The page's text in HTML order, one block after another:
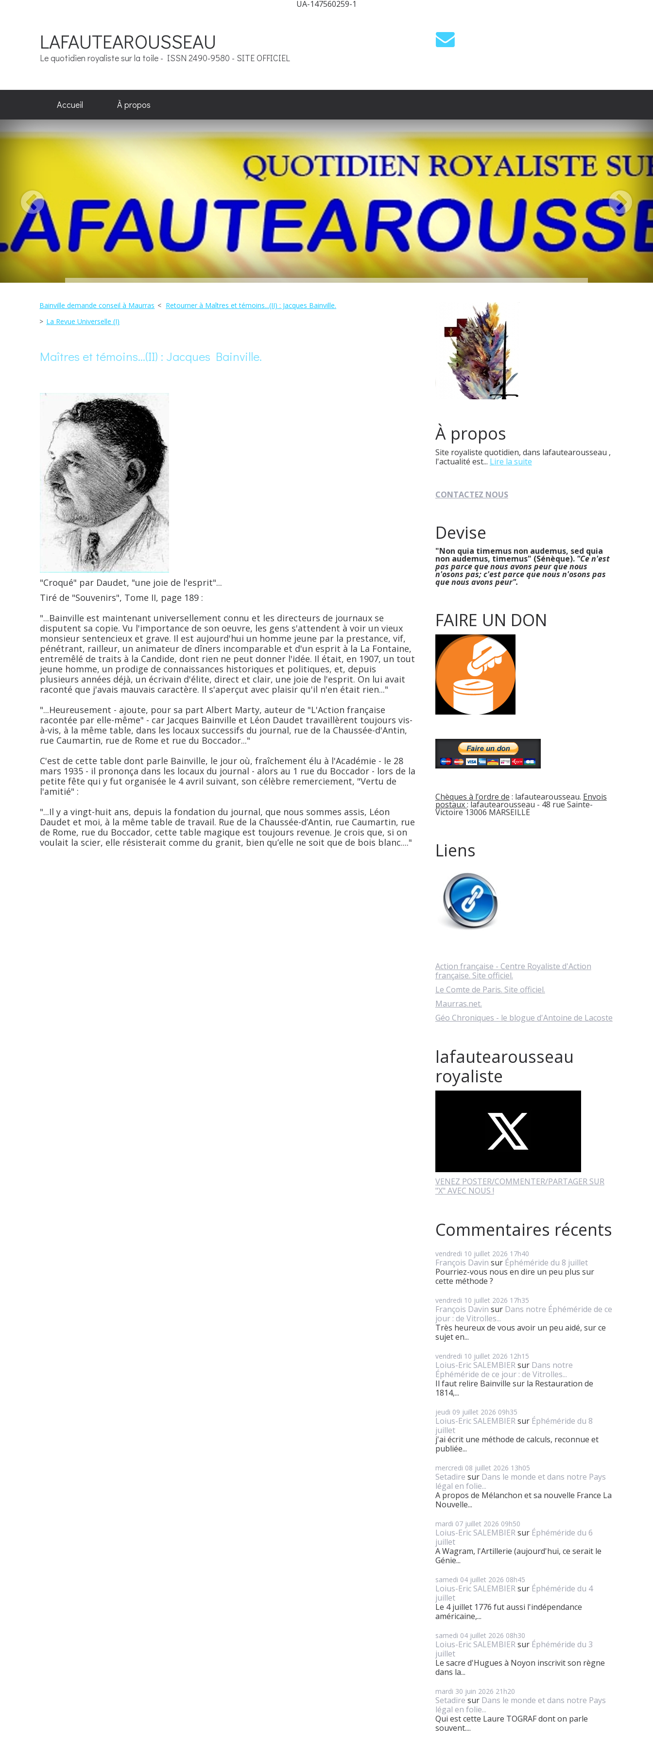
UA-147560259-1
LAFAUTEAROUSSEAU
Le quotidien royaliste sur la toile - ISSN 2490-9580 - SITE OFFICIEL
Accueil À propos
Bainville demande conseil à Maurras
Retourner à Maîtres et témoins...(II) : Jacques Bainville.
La Revue Universelle (I)
Maîtres et témoins...(II) : Jacques Bainville.
"Croqué" par Daudet, "une joie de l'esprit"...
Tiré de "Souvenirs", Tome II, page 189 :
"...Bainville est maintenant universellement connu et les directeurs de journaux se
disputent sa copie. Vu l'importance de son oeuvre, les gens s'attendent à voir un vieux
monsieur sentencieux et grave. Il est aujourd'hui un homme jeune par la prestance, vif,
pénétrant, railleur, un animateur de dîners incomparable et d'un esprit à la La Fontaine,
entremêlé de traits à la Candide, dont rien ne peut donner l'idée. Il était, en 1907, un tout
jeune homme, un prodige de connaissances historiques et politiques, et, depuis
plusieurs années déjà, un écrivain d'élite, direct et clair, une joie de l'esprit. On lui avait
raconté que j'avais mauvais caractère. Il s'aperçut avec plaisir qu'il n'en était rien..."
"...Heureusement - ajoute, pour sa part Albert Marty, auteur de "L'Action française
racontée par elle-même" - car Jacques Bainville et Léon Daudet travaillèrent toujours vis-
à-vis, à la même table, dans les locaux successifs du journal, rue de la Chaussée-d'Antin,
rue Caumartin, rue de Rome et rue du Boccador..."
C'est de cette table dont parle Bainville, le jour où, fraîchement élu à l'Académie - le 28
mars 1935 - il prononça dans les locaux du journal - alors au 1 rue du Boccador - lors de la
petite fête qui y fut organisée le 4 avril suivant, son célèbre remerciement, "Vertu de
l'amitié" :
"...Il y a vingt-huit ans, depuis la fondation du journal, que nous sommes assis, Léon
Daudet et moi, à la même table de travail. Rue de la Chaussée-d’Antin, rue Caumartin, rue
de Rome, rue du Boccador, cette table magique est toujours revenue. Je crois que, si on
voulait la scier, elle résisterait comme du granit, bien qu’elle ne soit que de bois blanc...."
À propos
Site royaliste quotidien, dans lafautearousseau ,
l'actualité est... Lire la suite
CONTACTEZ NOUS
Devise
"Non quia timemus non audemus, sed quia
non audemus, timemus" (Sénèque). "Ce n'est
pas parce que nous avons peur que nous
n'osons pas; c'est parce que nous n'osons pas
que nous avons peur".
FAIRE UN DON
Chèques à l’ordre de : lafautearousseau. Envois
postaux: lafautearousseau - 48 rue Sainte-
Victoire 13006 MARSEILLE
Liens
Action française - Centre Royaliste d'Action
française. Site officiel.
Le Comte de Paris. Site officiel.
Maurras.net.
Géo Chroniques - le blogue d'Antoine de Lacoste
lafautearousseau
royaliste
VENEZ POSTER/COMMENTER/PARTAGER SUR
"X" AVEC NOUS !
Commentaires récents
vendredi 10 juillet 2026 17h40
François Davin sur Éphéméride du 8 juillet
Pourriez-vous nous en dire un peu plus sur
cette méthode ?
vendredi 10 juillet 2026 17h35
François Davin sur Dans notre Éphéméride de ce
jour : de Vitrolles...
Très heureux de vous avoir un peu aidé, sur ce
sujet en...
vendredi 10 juillet 2026 12h15
Loius-Eric SALEMBIERsur Dans notre
Éphéméride de ce jour : de Vitrolles...
Il faut relire Bainville sur la Restauration de
1814,...
jeudi 09 juillet 2026 09h35
Loius-Eric SALEMBIERsur Éphéméride du 8
juillet
j'ai écrit une méthode de calculs, reconnue et
publiée...
mercredi 08 juillet 2026 13h05
Setadire sur Dans le monde et dans notre Pays
légal en folie...
A propos de Mélanchon et sa nouvelle France La
Nouvelle...
mardi 07 juillet 2026 09h50
Loius-Eric SALEMBIERsur Éphéméride du 6
juillet
A Wagram, l'Artillerie (aujourd'hui, ce serait le
Génie...
samedi 04 juillet 2026 08h45
Loius-Eric SALEMBIERsur Éphéméride du 4
juillet
Le 4 juillet 1776 fut aussi l'indépendance
américaine,...
samedi 04 juillet 2026 08h30
Loius-Eric SALEMBIERsur Éphéméride du 3
juillet
Le sacre d'Hugues à Noyon inscrivit son règne
dans la...
mardi 30 juin 2026 21h20
Setadire sur Dans le monde et dans notre Pays
légal en folie...
Qui est cette Laure TOGRAF dont on parle
souvent....